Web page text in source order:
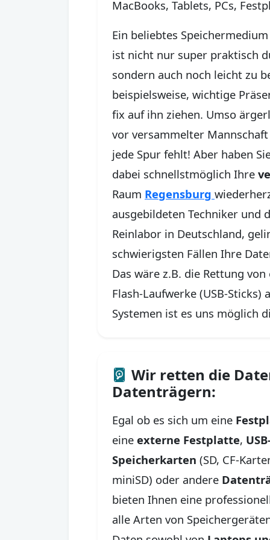
MacBooks, Tablets, PCs,
Ein beliebtes
ist nicht nur super praktisch
sondern auch noch leicht zu
beispielsweise, wichtige
fix auf ihn ziehen. Umso
vor versammelter
jede Spur fehlt! Aber haben
dabei schnellstmöglich Ihre
Raum Regensburg
ausgebildeten Techniker und
Reinlabor in Deutschland,
schwierigsten Fällen Ihre
Das wäre z.B. die Rettung
Flash-Laufwerke (USB-
Systemen ist es uns möglich
Wir retten die
Datenträgern:
Egal ob es sich um eine
eine externe Festplatte,
Speicherkarten (SD, CF-
miniSD) oder andere
bieten Ihnen eine
alle Arten von